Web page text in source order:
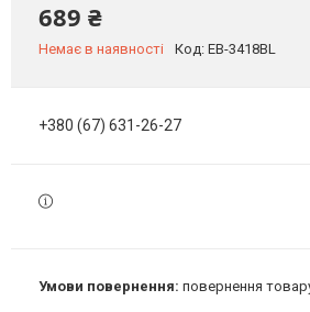
689 ₴
Немає в наявності Код: EB-3418BL
+380 (67) 631-26-27
повернення